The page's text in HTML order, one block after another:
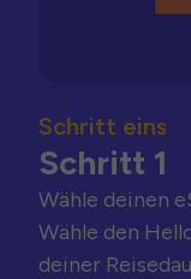
Schritt eins
Schritt 1
Wähle deinen
Wähle den
deiner